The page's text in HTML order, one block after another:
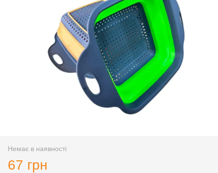
Немає в наявності
67 грн